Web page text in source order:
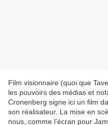
Film visionnaire (quoi que
les pouvoirs des médias et
Cronenberg signe ici un film
son réalisateur. La mise en
nous, comme l'écran pour